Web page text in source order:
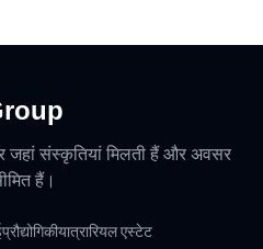
संस्कृतियां मिलती हैं और अवसर
हैं।
प्रौद्योगिकीयात्रारियल एस्टेट